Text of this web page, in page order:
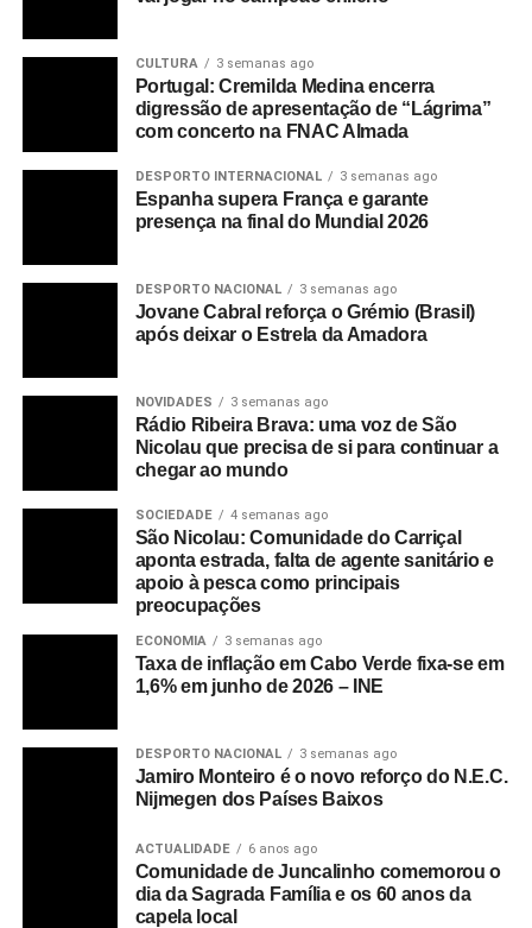
CULTURA 3 semanas ago
Portugal: Cremilda Medina encerra
digressão de apresentação de “Lágrima”
com concerto na FNAC Almada
DESPORTO INTERNACIONAL 3 semanas ago
Espanha supera França e garante
presença na final do Mundial 2026
DESPORTO NACIONAL 3 semanas ago
Jovane Cabral reforça o Grémio (Brasil)
após deixar o Estrela da Amadora
NOVIDADES 3 semanas ago
Rádio Ribeira Brava: uma voz de São
Nicolau que precisa de si para continuar a
chegar ao mundo
SOCIEDADE 4 semanas ago
São Nicolau: Comunidade do Carriçal
aponta estrada, falta de agente sanitário e
apoio à pesca como principais
preocupações
ECONOMIA 3 semanas ago
Taxa de inflação em Cabo Verde fixa-se em
1,6% em junho de 2026 – INE
DESPORTO NACIONAL 3 semanas ago
Jamiro Monteiro é o novo reforço do N.E.C.
Nijmegen dos Países Baixos
ACTUALIDADE 6 anos ago
Comunidade de Juncalinho comemorou o
dia da Sagrada Família e os 60 anos da
capela local